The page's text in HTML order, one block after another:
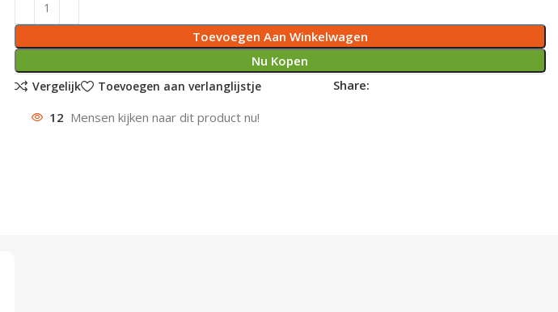
Toevoegen Aan Winkelwagen
Nu Kopen
Vergelijk Toevoegen aan verlanglijstje Share:
12 Mensen kijken naar dit product nu!